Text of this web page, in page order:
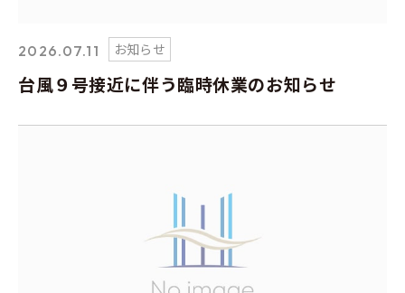
2026.07.11 お知らせ
台風９号接近に伴う臨時休業のお知らせ